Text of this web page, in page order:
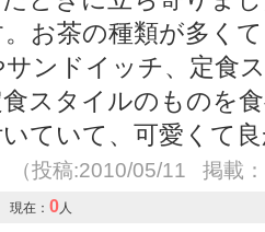
お茶の種類が多く
ンドイッチ、定食
スタイルのものを
ていて、可愛くて
（投稿:2010/05/11 掲載
現在： 0人